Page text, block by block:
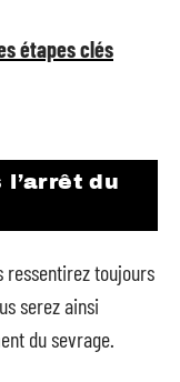
étapes clés
du
ressentirez toujours
serez ainsi
du sevrage.